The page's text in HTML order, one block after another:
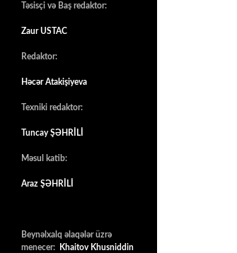
Təsisçi və Baş redaktor:
Zaur USTAC
Redaktor:
Həcər Atakişiyeva
Texniki redaktor:
Tuncay ŞƏHRİLİ
Məsul katib:
Araz ŞƏHRİLİ
Beynəlxalq əlaqələr üzrə
menecer:
Khaitov Khusniddin